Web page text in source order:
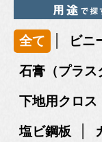
全て | ビニ
石膏（プラス
下地用クロス
塩ビ鋼板 |